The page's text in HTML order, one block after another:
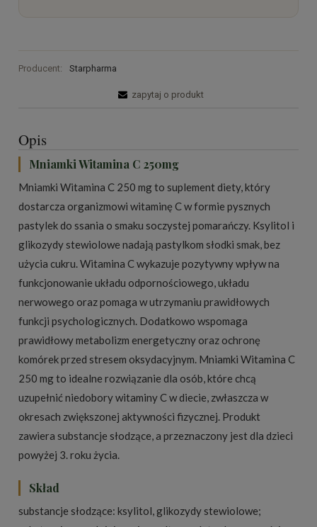
Producent: Starpharma
zapytaj o produkt
Opis
Mniamki Witamina C 250mg
Mniamki Witamina C 250 mg to suplement diety, który
dostarcza organizmowi witaminę C w formie pysznych
pastylek do ssania o smaku soczystej pomarańczy. Ksylitol i
glikozydy stewiolowe nadają pastylkom słodki smak, bez
użycia cukru. Witamina C wykazuje pozytywny wpływ na
funkcjonowanie układu odpornościowego, układu
nerwowego oraz pomaga w utrzymaniu prawidłowych
funkcji psychologicznych. Dodatkowo wspomaga
prawidłowy metabolizm energetyczny oraz ochronę
komórek przed stresem oksydacyjnym. Mniamki Witamina C
250 mg to idealne rozwiązanie dla osób, które chcą
uzupełnić niedobory witaminy C w diecie, zwłaszcza w
okresach zwiększonej aktywności fizycznej. Produkt
zawiera substancje słodzące, a przeznaczony jest dla dzieci
powyżej 3. roku życia.
Skład
substancje słodzące: ksylitol, glikozydy stewiolowe;